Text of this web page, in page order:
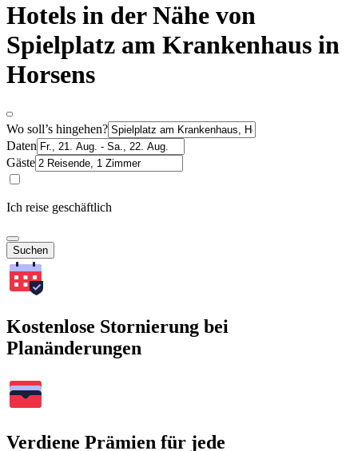
Hotels in der Nähe von
Spielplatz am Krankenhaus in
Horsens
Wo soll’s hingehen?
Daten
Gäste
Ich reise geschäftlich
Suchen
Kostenlose Stornierung bei
Planänderungen
Verdiene Prämien für jede